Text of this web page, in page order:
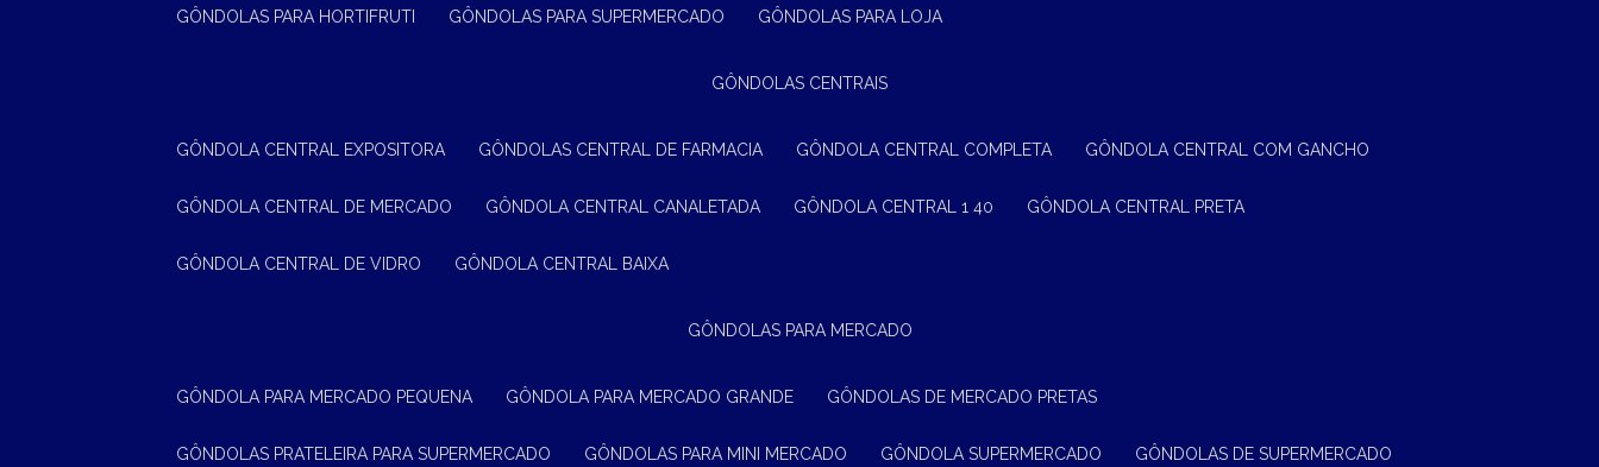
GÔNDOLAS PARA HORTIFRUTI GÔNDOLAS PARA SUPERMERCADO GÔNDOLAS PARA LOJA
GÔNDOLAS CENTRAIS
GÔNDOLA CENTRAL EXPOSITORA GÔNDOLAS CENTRAL DE FARMACIA GÔNDOLA CENTRAL COMPLETA GÔNDOLA CENTRAL COM GANCHO
GÔNDOLA CENTRAL DE MERCADO GÔNDOLA CENTRAL CANALETADA GÔNDOLA CENTRAL 1 40 GÔNDOLA CENTRAL PRETA
GÔNDOLA CENTRAL DE VIDRO GÔNDOLA CENTRAL BAIXA
GÔNDOLAS PARA MERCADO
GÔNDOLA PARA MERCADO PEQUENA GÔNDOLA PARA MERCADO GRANDE GÔNDOLAS DE MERCADO PRETAS
GÔNDOLAS PRATELEIRA PARA SUPERMERCADO GÔNDOLAS PARA MINI MERCADO GÔNDOLA SUPERMERCADO GÔNDOLAS DE SUPERMERCADO